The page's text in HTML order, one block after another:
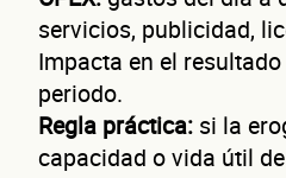
servicios, publicidad,
Impacta en el
periodo.
Regla práctica: si la
capacidad o vida útil